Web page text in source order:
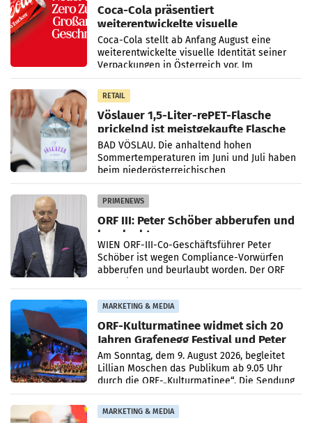
Coca-Cola präsentiert
weiterentwickelte visuelle
Markenidentität
Coca-Cola stellt ab Anfang August eine
weiterentwickelte visuelle Identität seiner
Verpackungen in Österreich vor. Im
Mittelpunkt des Redesigns stehen zentrale
Gestaltungselemente
RETAIL
Vöslauer 1,5-Liter-rePET-Flasche
prickelnd ist meistgekaufte Flasche
Österreichs
BAD VÖSLAU. Die anhaltend hohen
Sommertemperaturen im Juni und Juli haben
beim niederösterreichischen
Getränkehersteller Vöslauer zu deutlichen
Absatzzuwächsen geführt. Während
PRIMENEWS
ORF III: Peter Schöber abberufen und
beurlaubt
WIEN ORF-III-Co-Geschäftsführer Peter
Schöber ist wegen Compliance-Vorwürfen
abberufen und beurlaubt worden. Der ORF
MARKETING & MEDIA
ORF-Kulturmatinee widmet sich 20
Jahren Grafenegg Festival und Peter
Simonischek
Am Sonntag, dem 9. August 2026, begleitet
Lillian Moschen das Publikum ab 9.05 Uhr
durch die ORF-„Kulturmatinee“. Die Sendung
startet mit der Dokumentation „20 Jahre
Grafenegg
MARKETING & MEDIA